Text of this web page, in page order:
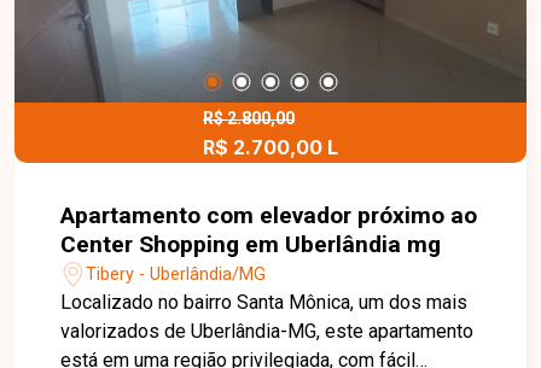
Agende uma visita e venha conhecer todos os
detalhes deste imóvel.
R$ 2.800,00
R$ 2.700,00 L
Apartamento com elevador próximo ao
Center Shopping em Uberlândia mg
Tibery - Uberlândia/MG
Localizado no bairro Santa Mônica, um dos mais
valorizados de Uberlândia-MG, este apartamento
está em uma região privilegiada, com fácil